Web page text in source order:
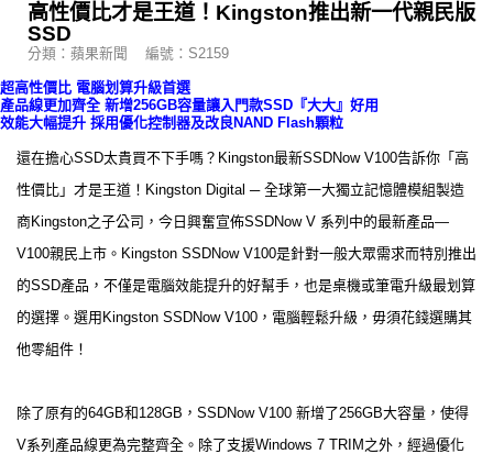
高性價比才是王道！Kingston推出新一代親民版
SSD
分類：蘋果新聞 編號：S2159
超高性價比 電腦划算升級首選
產品線更加齊全 新增256GB容量讓入門款SSD『大大』好用
效能大幅提升 採用優化控制器及改良NAND Flash顆粒
還在擔心SSD太貴買不下手嗎？Kingston最新SSDNow V100告訴你「高
性價比」才是王道！Kingston Digital ─ 全球第一大獨立記憶體模組製造
商Kingston之子公司，今日興奮宣佈SSDNow V 系列中的最新產品—
V100親民上市。Kingston SSDNow V100是針對一般大眾需求而特別推出
的SSD產品，不僅是電腦效能提升的好幫手，也是桌機或筆電升級最划算
的選擇。選用Kingston SSDNow V100，電腦輕鬆升級，毋須花錢選購其
他零組件！
除了原有的64GB和128GB，SSDNow V100 新增了256GB大容量，使得
V系列產品線更為完整齊全。除了支援Windows 7 TRIM之外，經過優化